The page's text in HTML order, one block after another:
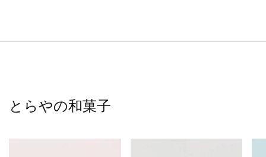
とらやの和菓子